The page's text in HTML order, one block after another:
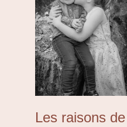
Les raisons